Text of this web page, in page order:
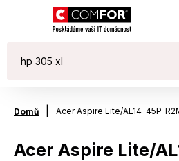
Domů
Acer Aspire Lite/